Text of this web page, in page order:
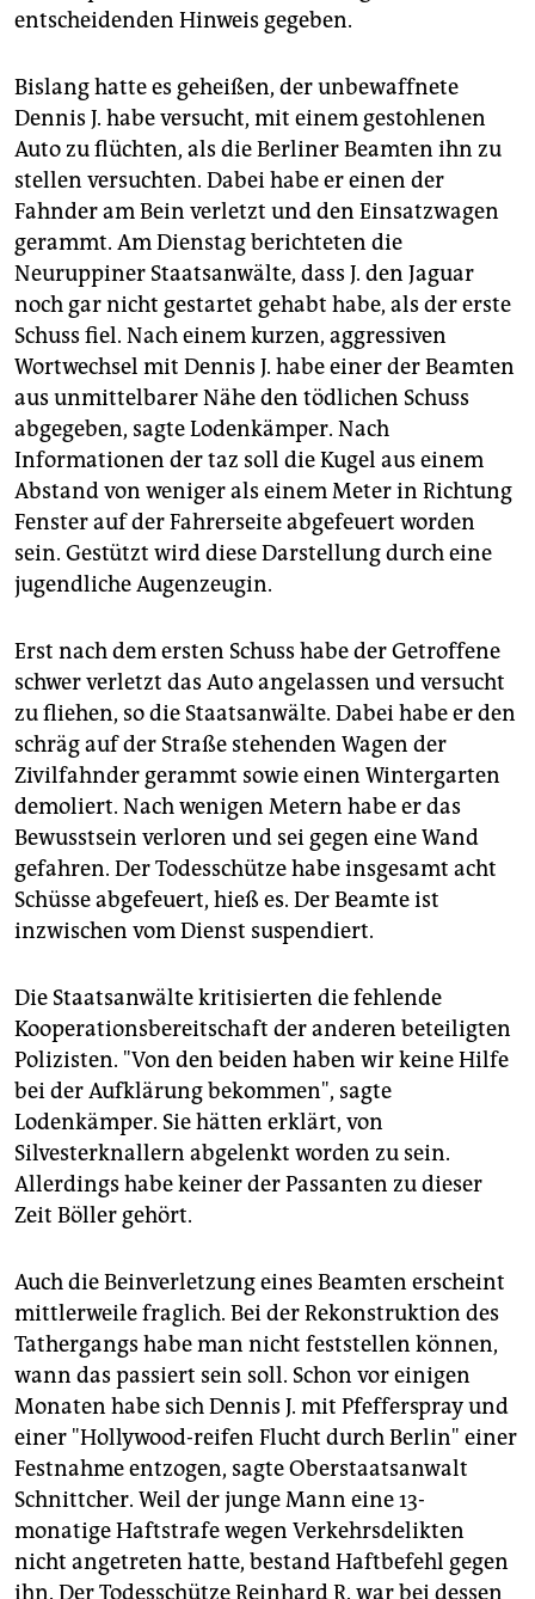
entscheidenden Hinweis gegeben.
Bislang hatte es geheißen, der unbewaffnete
Dennis J. habe versucht, mit einem gestohlenen
Auto zu flüchten, als die Berliner Beamten ihn zu
stellen versuchten. Dabei habe er einen der
Fahnder am Bein verletzt und den Einsatzwagen
gerammt. Am Dienstag berichteten die
Neuruppiner Staatsanwälte, dass J. den Jaguar
noch gar nicht gestartet gehabt habe, als der erste
Schuss fiel. Nach einem kurzen, aggressiven
Wortwechsel mit Dennis J. habe einer der Beamten
aus unmittelbarer Nähe den tödlichen Schuss
abgegeben, sagte Lodenkämper. Nach
Informationen der taz soll die Kugel aus einem
Abstand von weniger als einem Meter in Richtung
Fenster auf der Fahrerseite abgefeuert worden
sein. Gestützt wird diese Darstellung durch eine
jugendliche Augenzeugin.
Erst nach dem ersten Schuss habe der Getroffene
schwer verletzt das Auto angelassen und versucht
zu fliehen, so die Staatsanwälte. Dabei habe er den
schräg auf der Straße stehenden Wagen der
Zivilfahnder gerammt sowie einen Wintergarten
demoliert. Nach wenigen Metern habe er das
Bewusstsein verloren und sei gegen eine Wand
gefahren. Der Todesschütze habe insgesamt acht
Schüsse abgefeuert, hieß es. Der Beamte ist
inzwischen vom Dienst suspendiert.
Die Staatsanwälte kritisierten die fehlende
Kooperationsbereitschaft der anderen beteiligten
Polizisten. "Von den beiden haben wir keine Hilfe
bei der Aufklärung bekommen", sagte
Lodenkämper. Sie hätten erklärt, von
Silvesterknallern abgelenkt worden zu sein.
Allerdings habe keiner der Passanten zu dieser
Zeit Böller gehört.
Auch die Beinverletzung eines Beamten erscheint
mittlerweile fraglich. Bei der Rekonstruktion des
Tathergangs habe man nicht feststellen können,
wann das passiert sein soll. Schon vor einigen
Monaten habe sich Dennis J. mit Pfefferspray und
einer "Hollywood-reifen Flucht durch Berlin" einer
Festnahme entzogen, sagte Oberstaatsanwalt
Schnittcher. Weil der junge Mann eine 13-
monatige Haftstrafe wegen Verkehrsdelikten
nicht angetreten hatte, bestand Haftbefehl gegen
ihn. Der Todesschütze Reinhard R. war bei dessen